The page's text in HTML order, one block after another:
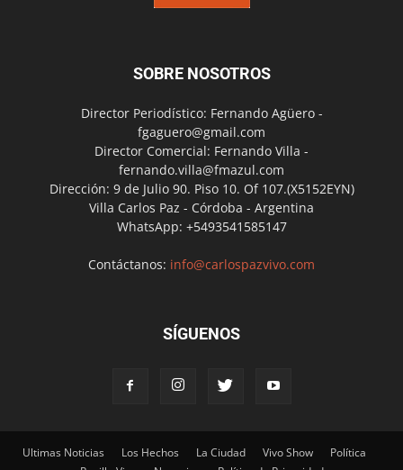
SOBRE NOSOTROS
Director Periodístico: Fernando Agüero -
fgaguero@gmail.com
Director Comercial: Fernando Villa -
fernando.villa@fmazul.com
Dirección: 9 de Julio 90. Piso 10. Of 107.(X5152EYN)
Villa Carlos Paz - Córdoba - Argentina
WhatsApp: +5493541585147
Contáctanos: info@carlospazvivo.com
SÍGUENOS
Ultimas Noticias Los Hechos La Ciudad Vivo Show
Política